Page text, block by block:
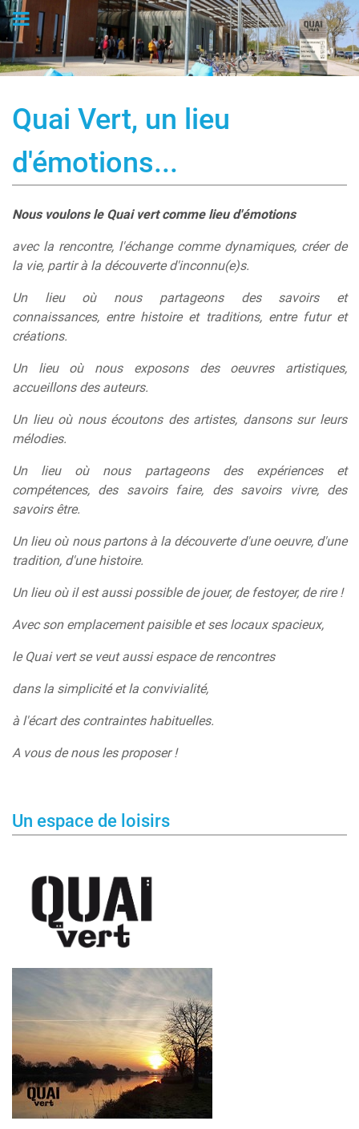
Logo
Quai Vert, un lieu
d'émotions...
Nous voulons le Quai vert comme lieu d'émotions
avec la rencontre, l'échange comme dynamiques, créer de
la vie, partir à la découverte d'inconnu(e)s.
Un lieu où nous partageons des savoirs et
connaissances, entre histoire et traditions, entre futur et
créations.
Un lieu où nous exposons des oeuvres artistiques,
accueillons des auteurs.
Un lieu où nous écoutons des artistes, dansons sur leurs
mélodies.
Un lieu où nous partageons des expériences et
compétences, des savoirs faire, des savoirs vivre, des
savoirs être.
Un lieu où nous partons à la découverte d'une oeuvre, d'une
tradition, d'une histoire.
Un lieu où il est aussi possible de jouer, de festoyer, de rire !
Avec son emplacement paisible et ses locaux spacieux,
le Quai vert se veut aussi espace de rencontres
dans la simplicité et la convivialité,
à l'écart des contraintes habituelles.
A vous de nous les proposer !
Un espace de loisirs